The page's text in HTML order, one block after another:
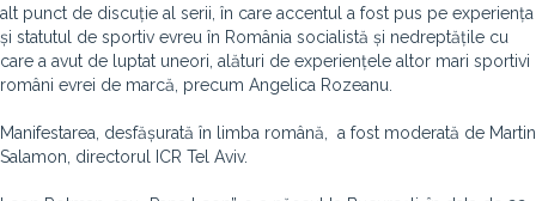
alt punct de discuție al serii, în care accentul a fost pus pe experiența
și statutul de sportiv evreu în România socialistă și nedreptățile cu
care a avut de luptat uneori, alături de experiențele altor mari sportivi
români evrei de marcă, precum Angelica Rozeanu.
Manifestarea, desfășurată în limba română, a fost moderată de Martin
Salamon, directorul ICR Tel Aviv.